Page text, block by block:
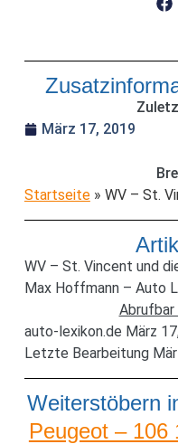
März 17, 2019
Startseite» WV – St.
WV – St. Vincent und
Max Hoffmann – Auto
Abrufbar
auto-lexikon.de März
Letzte Bearbeitung
Weiterstöbern
Peugeot – 106